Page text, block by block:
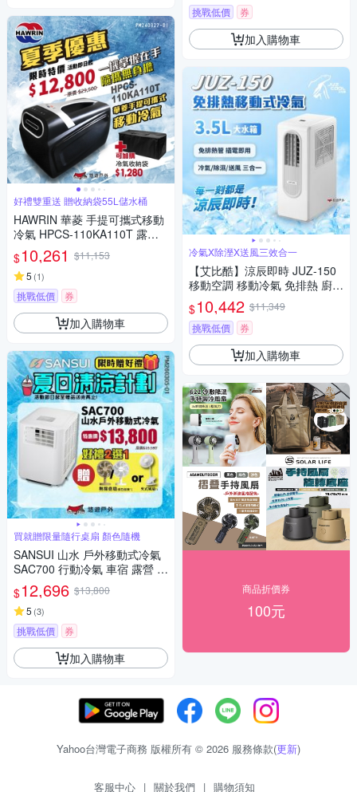
好禮雙重送 贈收納袋55L儲水桶
HAWRIN 華菱 手提可攜式移動
冷氣 HPCS-110KA110T 露營
夏日特惠 悠遊戶外
$10,261 $11,153
5 (1)
挑戰低價 券
加入購物車
買就贈限量隨行桌扇 顏色隨機
SANSUI 山水 戶外移動式冷氣
SAC700 行動冷氣 車宿 露營 悠
遊戶外
$12,696 $13,800
5 (3)
挑戰低價 券
加入購物車
挑戰低價 券
加入購物車
冷氣X除溼X送風三效合一
【艾比酷】涼辰即時 JUZ-150
移動空調 移動冷氣 免排熱 廚房
冷氣 宿舍 套房 露營 悠遊戶外
$10,442 $11,349
挑戰低價
券
加入購物車
商品折價券
100元
Yahoo台灣電子商務 版權所有 © 2026 服務條款(更新)
客服中心 | 關於我們 | 購物須知